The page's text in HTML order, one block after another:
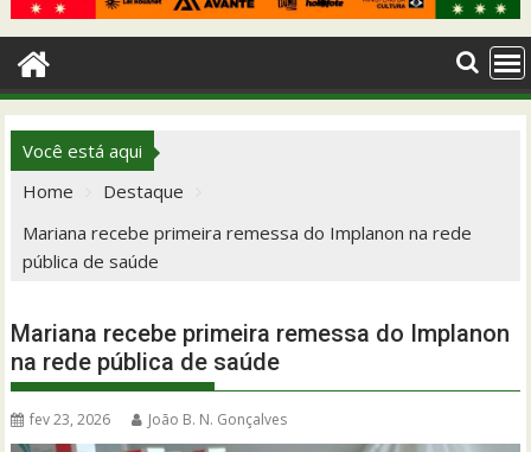
Você está aqui
Home
Destaque
Mariana recebe primeira remessa do Implanon na rede
pública de saúde
Mariana recebe primeira remessa do Implanon
na rede pública de saúde
fev 23, 2026 João B. N. Gonçalves